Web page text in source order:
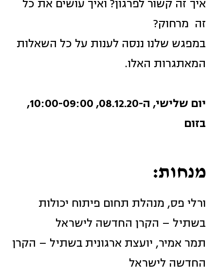
איך זה קשור לפרגון? ואיך עושים את כל
זה מרחוק?
במפגש שלנו ננסה לענות על כל השאלות
המאתגרות האלו.
יום שלישי, ה-08.12.20, 10:00-09:00,
בזום
מנחות:
ורלי פס, מנהלת תחום פיתוח יכולות
בשתיל – הקרן החדשה לישראל
תמר אמיר, יועצת ארגונית בשתיל – הקרן
החדשה לישראל